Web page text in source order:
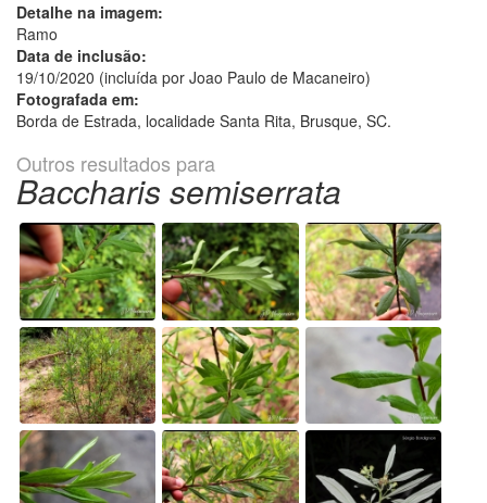
Detalhe na imagem:
Ramo
Data de inclusão:
19/10/2020 (incluída por Joao Paulo de Macaneiro)
Fotografada em:
Borda de Estrada, localidade Santa Rita, Brusque, SC.
Outros resultados para
Baccharis semiserrata